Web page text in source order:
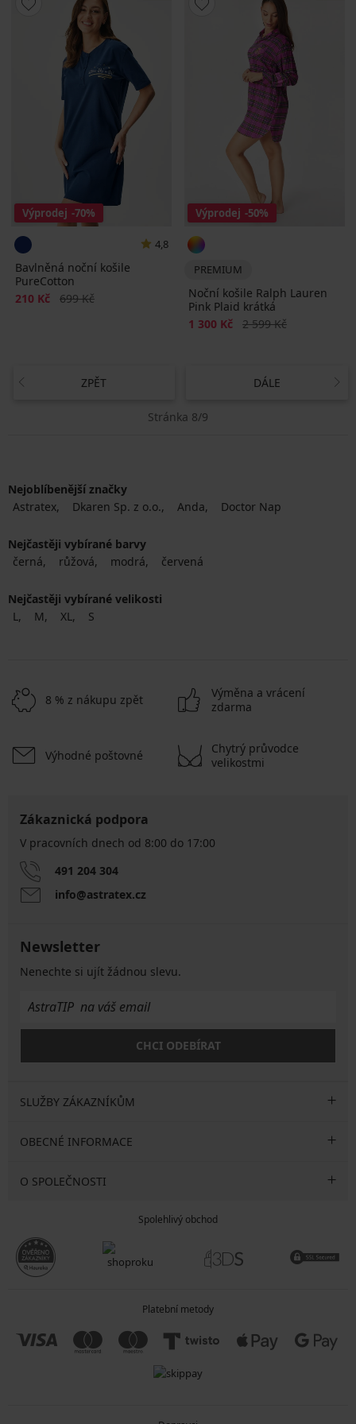
Výprodej -70%
4,8
Bavlněná noční košile
PureCotton
Sleva
210 Kč Původní cena
699 Kč
Výprodej -50%
PREMIUM
Noční košile Ralph Lauren
Pink Plaid krátká
Sleva
1 300 Kč Původní cena
2 599 Kč
ZPĚT DÁLE
Stránka 8/9
Nejoblíbenější značky
Astratex
Dkaren Sp. z o.o. Anda Doctor Nap
Nejčastěji vybírané barvy
černá
růžová modrá červená
Nejčastěji vybírané velikosti
L
M XL S
8 % z nákupu zpět
Výměna a vrácení
zdarma
Výhodné poštovné
Chytrý průvodce
velikostmi
Zákaznická podpora
V pracovních dnech od 8:00 do 17:00
491 204 304
info@astratex.cz
Newsletter
Nenechte si ujít žádnou slevu.
CHCI ODEBÍRAT
SLUŽBY ZÁKAZNÍKŮM
OBECNÉ INFORMACE
O SPOLEČNOSTI
Spolehlivý obchod
Platební metody